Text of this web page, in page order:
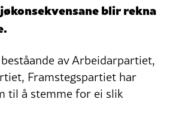
blir rekna
av Arbeidarpartiet,
Framstegspartiet har
til å stemme for ei slik